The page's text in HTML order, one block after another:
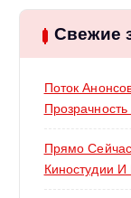
и
: Свежие
Поток
Прямо
Киностудии